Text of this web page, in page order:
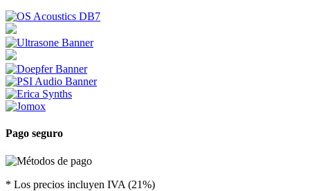
Pago seguro
* Los precios incluyen IVA (21%)